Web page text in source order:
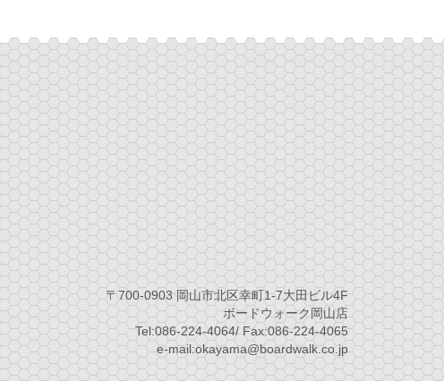
〒700-0903 岡山市北区幸町1-7大田ビル4F
ボードウォーク岡山店
Tel:086-224-4064/ Fax:086-224-4065
e-mail:okayama@boardwalk.co.jp